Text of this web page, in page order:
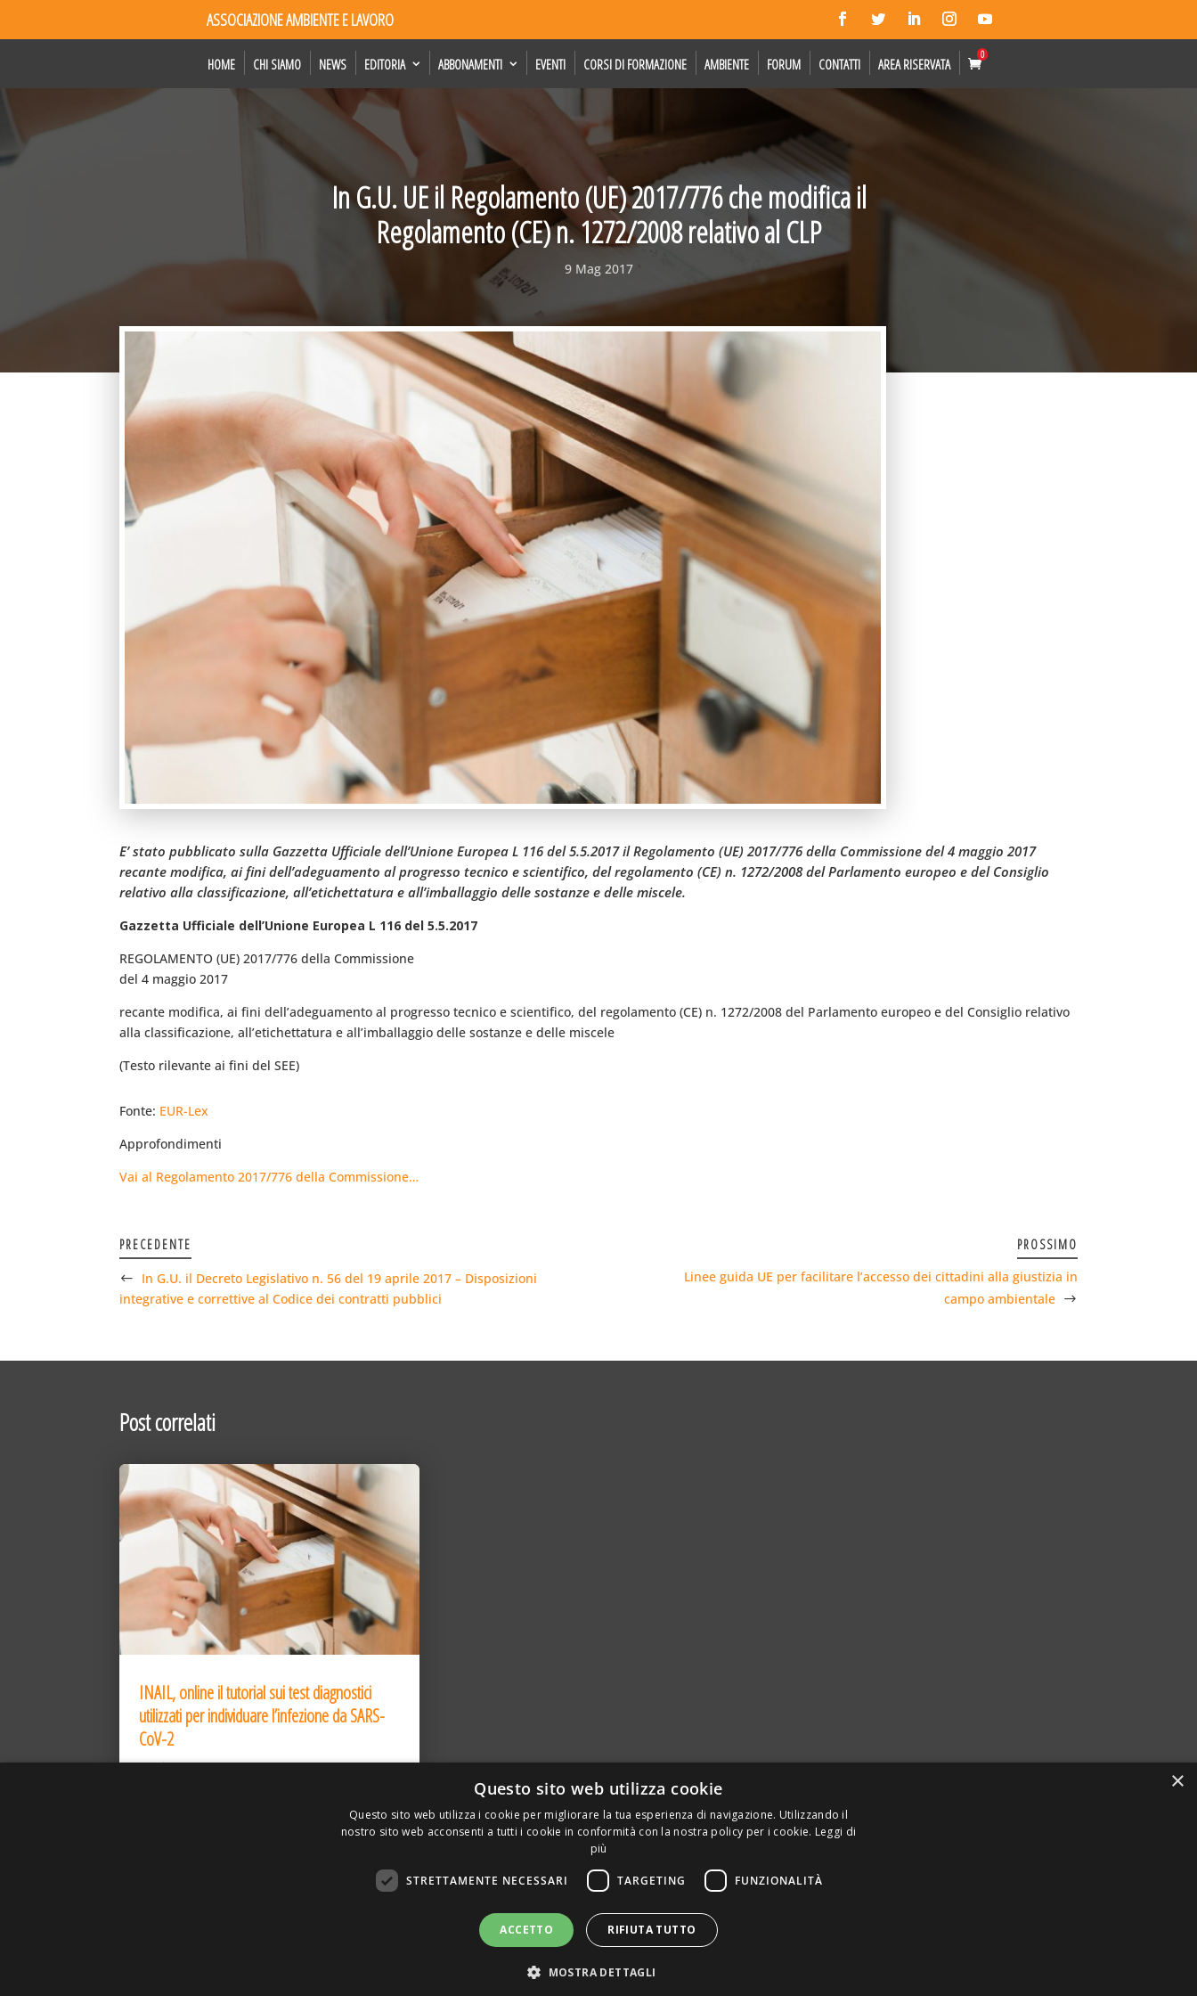
ASSOCIAZIONE AMBIENTE E LAVORO
HOME CHI SIAMO NEWS EDITORIA ABBONAMENTI EVENTI CORSI DI FORMAZIONE AMBIENTE FORUM CONTATTI AREA RISERVATA
0
In G.U. UE il Regolamento (UE) 2017/776 che modifica il
Regolamento (CE) n. 1272/2008 relativo al CLP
9 Mag 2017
E’ stato pubblicato sulla Gazzetta Ufficiale dell’Unione Europea L 116 del 5.5.2017 il Regolamento (UE) 2017/776 della Commissione del 4 maggio 2017
recante modifica, ai fini dell’adeguamento al progresso tecnico e scientifico, del regolamento (CE) n. 1272/2008 del Parlamento europeo e del Consiglio
relativo alla classificazione, all’etichettatura e all’imballaggio delle sostanze e delle miscele.
Gazzetta Ufficiale dell’Unione Europea L 116 del 5.5.2017
REGOLAMENTO (UE) 2017/776 della Commissione
del 4 maggio 2017
recante modifica, ai fini dell’adeguamento al progresso tecnico e scientifico, del regolamento (CE) n. 1272/2008 del Parlamento europeo e del Consiglio relativo
alla classificazione, all’etichettatura e all’imballaggio delle sostanze e delle miscele
(Testo rilevante ai fini del SEE)
Fonte: EUR-Lex
Approfondimenti
Vai al Regolamento 2017/776 della Commissione…
PRECEDENTE
In G.U. il Decreto Legislativo n. 56 del 19 aprile 2017 – Disposizioni
integrative e correttive al Codice dei contratti pubblici
PROSSIMO
Linee guida UE per facilitare l’accesso dei cittadini alla giustizia in
campo ambientale
Post correlati
INAIL, online il tutorial sui test diagnostici
utilizzati per individuare l’infezione da SARS-
CoV-2
31 Dic 2020
ASSOCIAZIONE AMBIENTE E LAVORO – VIA PRIVATA DELLA TORRE, 15 – 20127 – MILANO – P. IVA 00923870968 – CF: 08748400150 –
SITO REALIZZATO DA GRAFICAEFOTO WEB AGENCY – PARTNER SINTEL
×
Questo sito web utilizza cookie
Questo sito web utilizza i cookie per migliorare la tua esperienza di navigazione. Utilizzando il
nostro sito web acconsenti a tutti i cookie in conformità con la nostra policy per i cookie. Leggi di
più
STRETTAMENTE NECESSARI TARGETING FUNZIONALITÀ
ACCETTO RIFIUTA TUTTO
MOSTRA DETTAGLI